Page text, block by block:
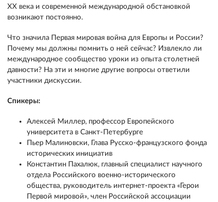
XX века и современной международной обстановкой
возникают постоянно.
Что значила Первая мировая война для Европы и России?
Почему мы должны помнить о ней сейчас? Извлекло ли
международное сообщество уроки из опыта столетней
давности? На эти и многие другие вопросы ответили
участники дискуссии.
Спикеры:
Алексей Миллер, профессор Европейского
университета в Санкт-Петербурге
Пьер Малиновски, Глава Русско-французского фонда
исторических инициатив
Константин Пахалюк, главный специалист научного
отдела Российского военно-исторического
общества, руководитель интернет-проекта «Герои
Первой мировой», член Российской ассоциации